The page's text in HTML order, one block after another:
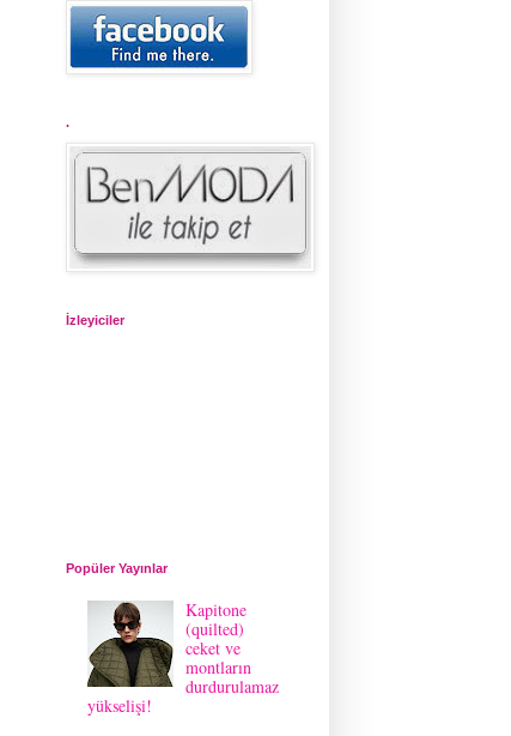
.
İzleyiciler
Popüler Yayınlar
Kapitone
(quilted)
ceket ve
montların
durdurulamaz
yükselişi!